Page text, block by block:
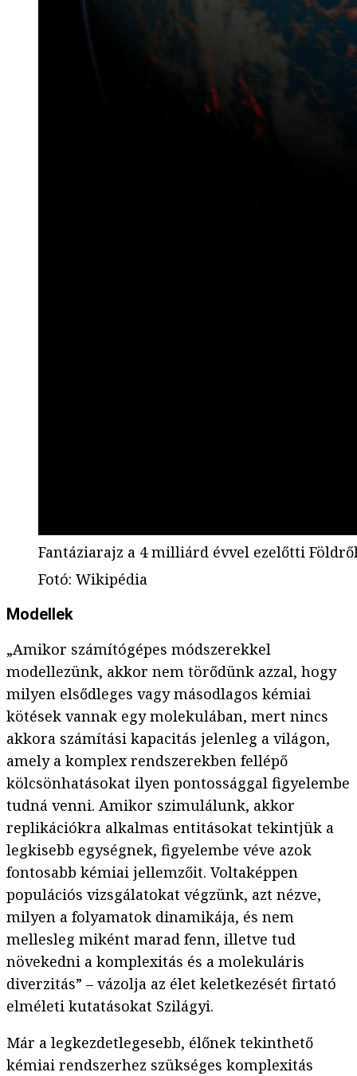
Fantáziarajz a 4 milliárd évvel ezelőtti
Fotó: Wikipédia
Modellek
„Amikor számítógépes módszerekkel
modellezünk, akkor nem törődünk azzal, hogy
milyen elsődleges vagy másodlagos kémiai
kötések vannak egy molekulában, mert nincs
akkora számítási kapacitás jelenleg a világon,
amely a komplex rendszerekben fellépő
kölcsönhatásokat ilyen pontossággal figyelembe
tudná venni. Amikor szimulálunk, akkor
replikációkra alkalmas entitásokat tekintjük a
legkisebb egységnek, figyelembe véve azok
fontosabb kémiai jellemzőit. Voltaképpen
populációs vizsgálatokat végzünk, azt nézve,
milyen a folyamatok dinamikája, és nem
mellesleg miként marad fenn, illetve tud
növekedni a komplexitás és a molekuláris
diverzitás” – vázolja az élet keletkezését firtató
elméleti kutatásokat Szilágyi.
Már a legkezdetlegesebb, élőnek tekinthető
kémiai rendszerhez szükséges komplexitás